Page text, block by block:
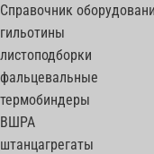
Справочник
гильотины
листоподборки
фальцевальные
термобиндеры
ВШРА
штанцагрегаты